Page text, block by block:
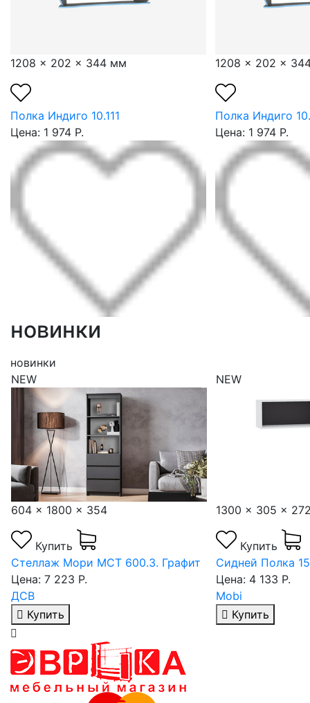
1208 x 202 x 344 мм
Полка Индиго 10.111
Цена: 1 974 Р.
1208 x 202 x
Полка Индиго
Цена: 1 974 Р.
новинки
новинки
NEW
604 x 1800 x 354
Купить
Стеллаж Мори МСТ 600.3. Графит
Цена: 7 223 Р.
ДСВ
Купить
NEW
1300 x 305 x
Купить
Сидней Полка
Цена: 4 133 Р.
Mobi
Купить